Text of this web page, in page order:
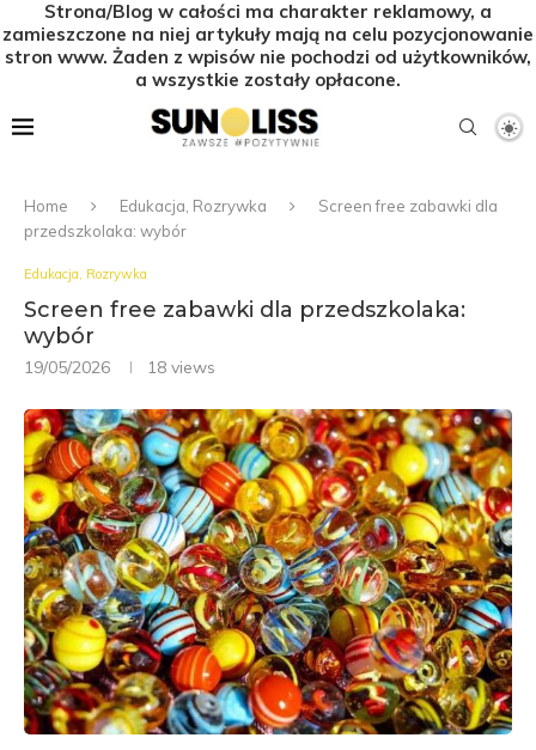
Strona/Blog w całości ma charakter reklamowy, a
zamieszczone na niej artykuły mają na celu pozycjonowanie
stron www. Żaden z wpisów nie pochodzi od użytkowników,
a wszystkie zostały opłacone.
Home Edukacja, Rozrywka
Screen free zabawki dla
przedszkolaka: wybór
Edukacja, Rozrywka
Screen free zabawki dla przedszkolaka:
wybór
19/05/2026 18 views